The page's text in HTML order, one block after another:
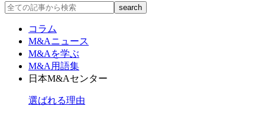
コラム
M&Aニュース
M&Aを学ぶ
M&A用語集
日本M&Aセンター
選ばれる理由